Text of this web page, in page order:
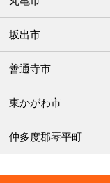
坂出市
善通寺市
東かがわ市
仲多度郡琴平町